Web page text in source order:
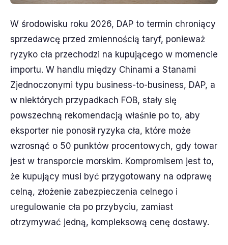
W środowisku roku 2026, DAP to termin chroniący
sprzedawcę przed zmiennością taryf, ponieważ
ryzyko cła przechodzi na kupującego w momencie
importu. W handlu między Chinami a Stanami
Zjednoczonymi typu business-to-business, DAP, a
w niektórych przypadkach FOB, stały się
powszechną rekomendacją właśnie po to, aby
eksporter nie ponosił ryzyka cła, które może
wzrosnąć o 50 punktów procentowych, gdy towar
jest w transporcie morskim. Kompromisem jest to,
że kupujący musi być przygotowany na odprawę
celną, złożenie zabezpieczenia celnego i
uregulowanie cła po przybyciu, zamiast
otrzymywać jedną, kompleksową cenę dostawy.